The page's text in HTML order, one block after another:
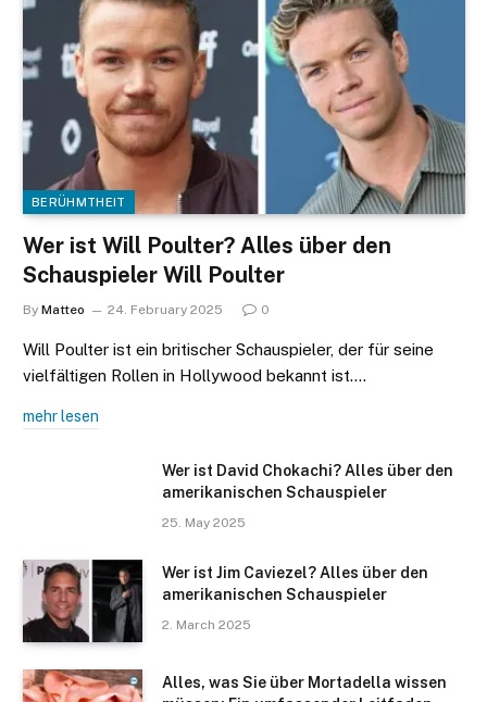
BERÜHMTHEIT
Wer ist Will Poulter? Alles über den
Schauspieler Will Poulter
By Matteo 24. February 2025 0
Will Poulter ist ein britischer Schauspieler, der für seine
vielfältigen Rollen in Hollywood bekannt ist.…
mehr lesen
Wer ist David Chokachi? Alles über den
amerikanischen Schauspieler
25. May 2025
Wer ist Jim Caviezel? Alles über den
amerikanischen Schauspieler
2. March 2025
Alles, was Sie über Mortadella wissen